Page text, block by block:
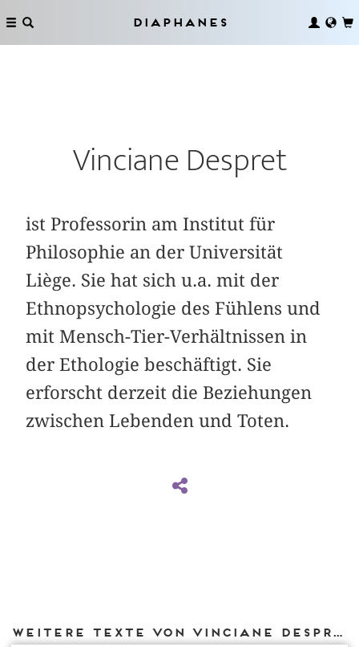
Diaphanes
Vinciane Despret
ist Professorin am Institut für
Philosophie an der Universität
Liège. Sie hat sich u.a. mit der
Ethnopsychologie des Fühlens und
mit Mensch-Tier-Verhältnissen in
der Ethologie beschäftigt. Sie
erforscht derzeit die Beziehungen
zwischen Lebenden und Toten.
Weitere Texte von Vinciane Despret bei DIAPHANES